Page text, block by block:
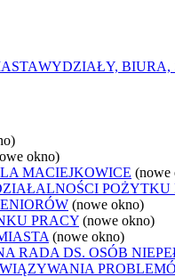
WYDZIAŁY, BIURA,
okno)
MACIEJKOWICE (nowe
POŻYTKU
(nowe okno)
PRACY (nowe okno)
(nowe okno)
RADA DS. OSÓB